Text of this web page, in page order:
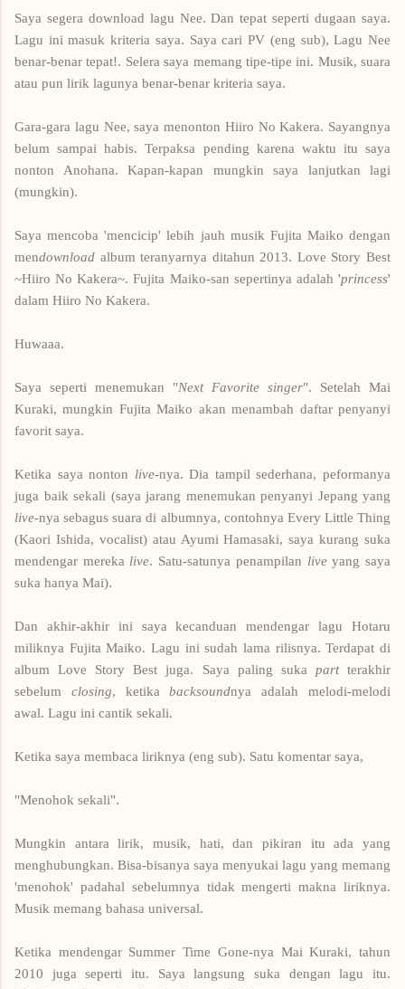
Saya segera download lagu Nee. Dan tepat seperti dugaan saya.
Lagu ini masuk kriteria saya. Saya cari PV (eng sub), Lagu Nee
benar-benar tepat!. Selera saya memang tipe-tipe ini. Musik, suara
atau pun lirik lagunya benar-benar kriteria saya.
Gara-gara lagu Nee, saya menonton Hiiro No Kakera. Sayangnya
belum sampai habis. Terpaksa pending karena waktu itu saya
nonton Anohana. Kapan-kapan mungkin saya lanjutkan lagi
(mungkin).
Saya mencoba 'mencicip' lebih jauh musik Fujita Maiko dengan
mendownload album teranyarnya ditahun 2013. Love Story Best
~Hiiro No Kakera~. Fujita Maiko-san sepertinya adalah 'princess'
dalam Hiiro No Kakera.
Huwaaa.
Saya seperti menemukan "Next Favorite singer". Setelah Mai
Kuraki, mungkin Fujita Maiko akan menambah daftar penyanyi
favorit saya.
Ketika saya nonton live-nya. Dia tampil sederhana, peformanya
juga baik sekali (saya jarang menemukan penyanyi Jepang yang
live-nya sebagus suara di albumnya, contohnya Every Little Thing
(Kaori Ishida, vocalist) atau Ayumi Hamasaki, saya kurang suka
mendengar mereka live. Satu-satunya penampilan liveyang saya
suka hanya Mai).
Dan akhir-akhir ini saya kecanduan mendengar lagu Hotaru
miliknya Fujita Maiko. Lagu ini sudah lama rilisnya. Terdapat di
album Love Story Best juga. Saya paling suka partterakhir
sebelum closing, ketikabacksoundnya adalah melodi-melodi
awal. Lagu ini cantik sekali.
Ketika saya membaca liriknya (eng sub). Satu komentar saya,
"Menohok sekali".
Mungkin antara lirik, musik, hati, dan pikiran itu ada yang
menghubungkan. Bisa-bisanya saya menyukai lagu yang memang
'menohok' padahal sebelumnya tidak mengerti makna liriknya.
Musik memang bahasa universal.
Ketika mendengar Summer Time Gone-nya Mai Kuraki, tahun
2010 juga seperti itu. Saya langsung suka dengan lagu itu.